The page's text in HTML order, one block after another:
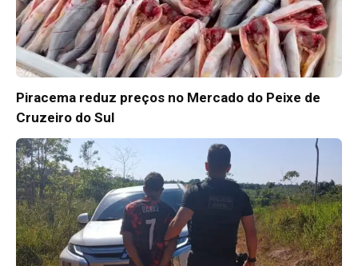
Piracema reduz preços no Mercado do Peixe de
Cruzeiro do Sul